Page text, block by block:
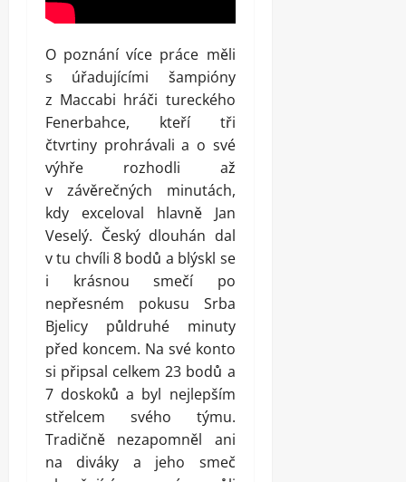
O poznání více práce měli
s úřadujícími šampióny
z Maccabi hráči tureckého
Fenerbahce, kteří tři
čtvrtiny prohrávali a o své
výhře rozhodli až
v závěrečných minutách,
kdy exceloval hlavně Jan
Veselý. Český dlouhán dal
v tu chvíli 8 bodů a blýskl se
i krásnou smečí po
nepřesném pokusu Srba
Bjelicy půldruhé minuty
před koncem. Na své konto
si připsal celkem 23 bodů a
7 doskoků a byl nejlepším
střelcem svého týmu.
Tradičně nezapomněl ani
na diváky a jeho smeč